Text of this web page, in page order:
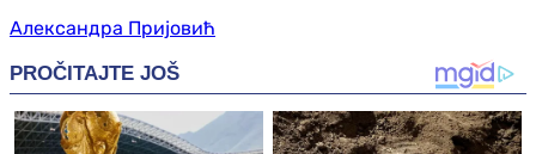
Александра Пријовић